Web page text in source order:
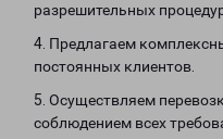
разрешительных
4. Предлагаем
постоянных клиентов.
5. Осуществляем
соблюдением всех